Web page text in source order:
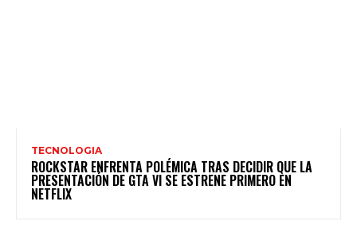
TECNOLOGIA
ROCKSTAR ENFRENTA POLÉMICA TRAS DECIDIR QUE LA
PRESENTACIÓN DE GTA VI SE ESTRENE PRIMERO EN
NETFLIX